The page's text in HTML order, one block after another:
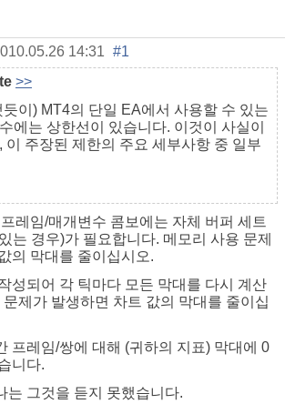
14:31 #1
>>
이) MT4의 단일 EA에서 사용할 수 있는
에는 상한선이 있습니다. 이것이 사실이
이 주장된 제한의 주요 세부사항 중 일부
레임/매개변수 콤보에는 자체 버퍼 세트
는 경우)가 필요합니다. 메모리 사용 문제
의 막대를 줄이십시오.
성되어 각 틱마다 모든 막대를 다시 계산
제가 발생하면 차트 값의 막대를 줄이십
프레임/쌍에 대해 (귀하의 지표) 막대에 0
니다.
는 그것을 듣지 못했습니다.